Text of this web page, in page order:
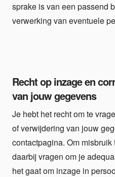
sprake is van een passend
verwerking van eventuele
Recht op inzage en
van jouw gegevens
Je hebt het recht om te
of verwijdering van jouw
contactpagina. Om
daarbij vragen om je
het gaat om inzage in